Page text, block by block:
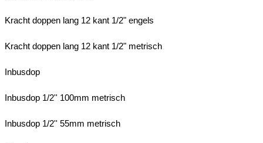
Kracht doppen lang 12 kant 1/2" engels
Kracht doppen lang 12 kant 1/2" metrisch
Inbusdop
Inbusdop 1/2'' 100mm metrisch
Inbusdop 1/2'' 55mm metrisch